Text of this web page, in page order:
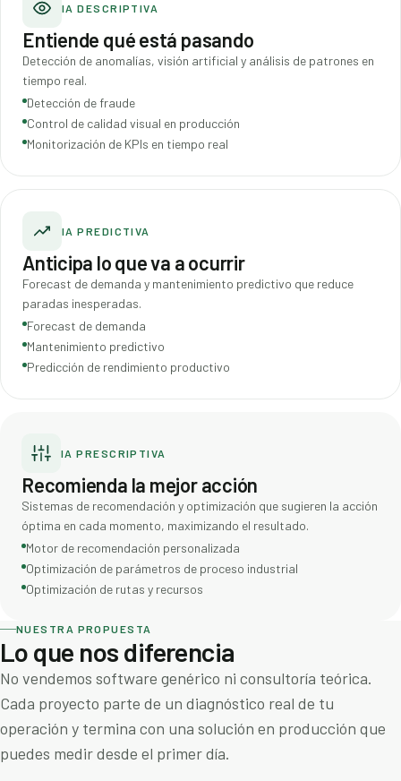
IA DESCRIPTIVA
Entiende qué está pasando
Detección de anomalías, visión artificial y análisis de patrones en
tiempo real.
Detección de fraude
Control de calidad visual en producción
Monitorización de KPIs en tiempo real
IA PREDICTIVA
Anticipa lo que va a ocurrir
Forecast de demanda y mantenimiento predictivo que reduce
paradas inesperadas.
Forecast de demanda
Mantenimiento predictivo
Predicción de rendimiento productivo
IA PRESCRIPTIVA
Recomienda la mejor acción
Sistemas de recomendación y optimización que sugieren la acción
óptima en cada momento, maximizando el resultado.
Motor de recomendación personalizada
Optimización de parámetros de proceso industrial
Optimización de rutas y recursos
NUESTRA PROPUESTA
Lo que nos diferencia
No vendemos software genérico ni consultoría teórica.
Cada proyecto parte de un diagnóstico real de tu
operación y termina con una solución en producción que
puedes medir desde el primer día.